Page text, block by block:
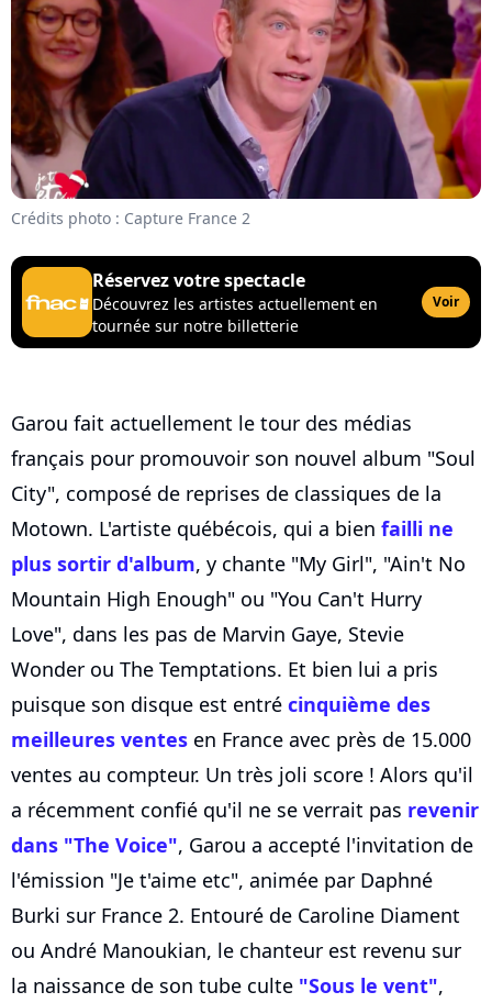
Crédits photo : Capture France 2
Réservez votre spectacle
Découvrez les artistes actuellement en
tournée sur notre billetterie
Voir
Garou fait actuellement le tour des médias
français pour promouvoir son nouvel album "Soul
City", composé de reprises de classiques de la
Motown. L'artiste québécois, qui a bien failli ne
plus sortir d'album, y chante "My Girl", "Ain't No
Mountain High Enough" ou "You Can't Hurry
Love", dans les pas de Marvin Gaye, Stevie
Wonder ou The Temptations. Et bien lui a pris
puisque son disque est entré cinquième des
meilleures ventes en France avec près de 15.000
ventes au compteur. Un très joli score ! Alors qu'il
a récemment confié qu'il ne se verrait pas revenir
dans "The Voice", Garou a accepté l'invitation de
l'émission "Je t'aime etc", animée par Daphné
Burki sur France 2. Entouré de Caroline Diament
ou André Manoukian, le chanteur est revenu sur
la naissance de son tube culte "Sous le vent",